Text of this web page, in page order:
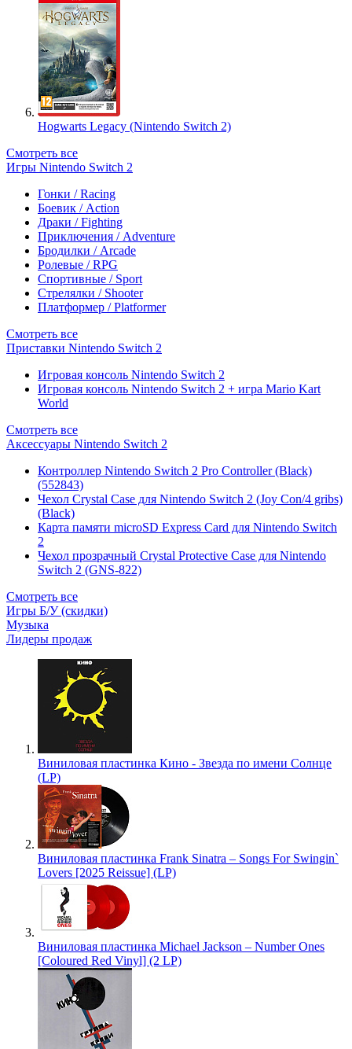
Hogwarts Legacy (Nintendo Switch 2)
Смотреть все
Игры Nintendo Switch 2
Гонки / Racing
Боевик / Action
Драки / Fighting
Приключения / Adventure
Бродилки / Arcade
Ролевые / RPG
Спортивные / Sport
Стрелялки / Shooter
Платформер / Platformer
Смотреть все
Приставки Nintendo Switch 2
Игровая консоль Nintendo Switch 2
Игровая консоль Nintendo Switch 2 + игра Mario Kart
World
Смотреть все
Аксессуары Nintendo Switch 2
Контроллер Nintendo Switch 2 Pro Controller (Black)
(552843)
Чехол Сrystal Сase для Nintendo Switch 2 (Joy Con/4 gribs)
(Black)
Карта памяти microSD Express Card для Nintendo Switch
2
Чехол прозрачный Crystal Protective Case для Nintendo
Switch 2 (GNS-822)
Смотреть все
Игры Б/У (скидки)
Музыка
Лидеры продаж
Виниловая пластинка Кино - Звезда по имени Солнце
(LP)
Виниловая пластинка Frank Sinatra – Songs For Swingin`
Lovers [2025 Reissue] (LP)
Виниловая пластинка Michael Jackson – Number Ones
[Coloured Red Vinyl] (2 LP)